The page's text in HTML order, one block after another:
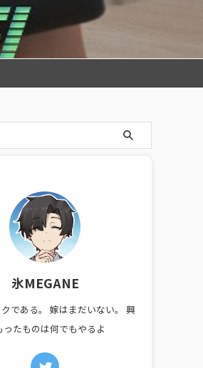
氷MEGANE
である。 嫁はまだいない。 興
ったものは何でもやるよ